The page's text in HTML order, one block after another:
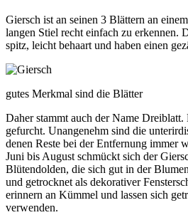
Giersch ist an seinen 3 Blättern an
langen Stiel recht einfach zu erkennen.
spitz, leicht behaart und haben einen
gutes Merkmal sind die Blätter
Daher stammt auch der Name
gefurcht. Unangenehm sind die
denen Reste bei der Entfernung immer
Juni bis August schmückt sich der
Blütendolden, die sich gut in der
und getrocknet als dekorativer
erinnern an Kümmel und lassen sich
verwenden.